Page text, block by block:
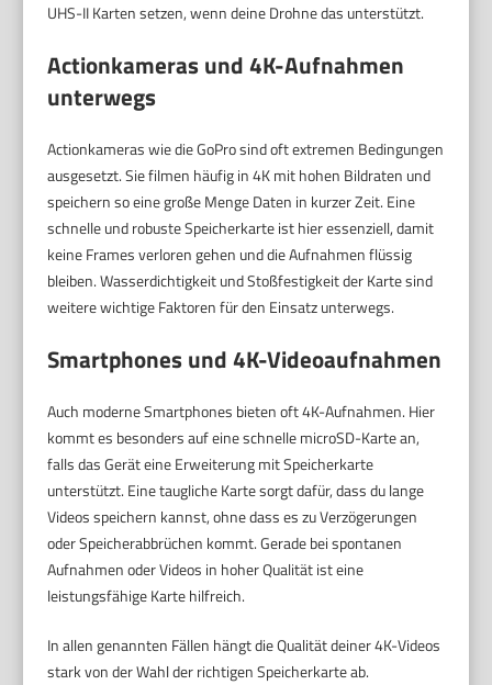
UHS-II Karten setzen, wenn deine Drohne das unterstützt.
Actionkameras und 4K-Aufnahmen
unterwegs
Actionkameras wie die GoPro sind oft extremen Bedingungen
ausgesetzt. Sie filmen häufig in 4K mit hohen Bildraten und
speichern so eine große Menge Daten in kurzer Zeit. Eine
schnelle und robuste Speicherkarte ist hier essenziell, damit
keine Frames verloren gehen und die Aufnahmen flüssig
bleiben. Wasserdichtigkeit und Stoßfestigkeit der Karte sind
weitere wichtige Faktoren für den Einsatz unterwegs.
Smartphones und 4K-Videoaufnahmen
Auch moderne Smartphones bieten oft 4K-Aufnahmen. Hier
kommt es besonders auf eine schnelle microSD-Karte an,
falls das Gerät eine Erweiterung mit Speicherkarte
unterstützt. Eine taugliche Karte sorgt dafür, dass du lange
Videos speichern kannst, ohne dass es zu Verzögerungen
oder Speicherabbrüchen kommt. Gerade bei spontanen
Aufnahmen oder Videos in hoher Qualität ist eine
leistungsfähige Karte hilfreich.
In allen genannten Fällen hängt die Qualität deiner 4K-Videos
stark von der Wahl der richtigen Speicherkarte ab.